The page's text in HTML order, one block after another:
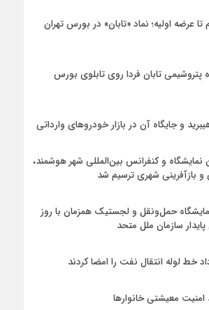
تا عرضه اولیه؛ نماد «تابان» در بورس تهران
پتروشیمی تابان فردا روی تابلوی بورس
نمایشگاه و کنفرانس بین‌المللی شهر هوشمند،
بازآفرینی شهری ترسیم شد
حمل‌ونقل و لجستیک همزمان با روز
سازمان ملل متحد
خط لوله انتقال نفت را امضا کردند
معیشتی خانوارها